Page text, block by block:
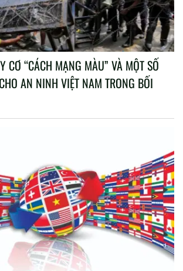
CƠ “CÁCH MẠNG MÀU” VÀ MỘT SỐ
AN NINH VIỆT NAM TRONG BỐI